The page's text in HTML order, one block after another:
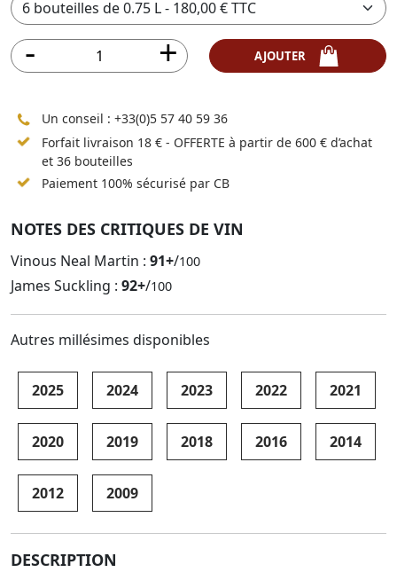
Un conseil : +33(0)5 57 40 59 36
Forfait livraison 18 € - OFFERTE à partir de 600 € d’achat
et 36 bouteilles
Paiement 100% sécurisé par CB
NOTES DES CRITIQUES DE VIN
Vinous Neal Martin : 91+/100
James Suckling : 92+/100
Autres millésimes disponibles
2025 2024 2023 2022 2021
2020 2019 2018 2016 2014
2012 2009
DESCRIPTION